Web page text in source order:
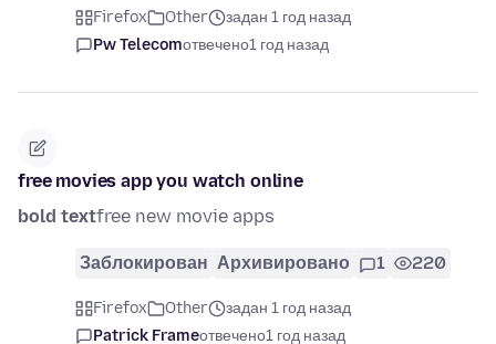
Firefox Other
задан 1 год назад
Pw Telecomотвечено1 год назад
free movies app you watch online
bold textfree new movie apps
Заблокирован Архивировано 1 220
Firefox Other
задан 1 год назад
Patrick Frameотвечено1 год назад